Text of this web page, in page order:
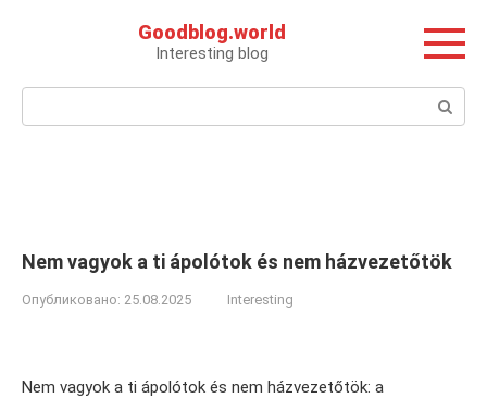
Goodblog.world
Interesting blog
Поиск:
Nem vagyok a ti ápolótok és nem házvezetőtök
Опубликовано: 25.08.2025 Interesting
Nem vagyok a ti ápolótok és nem házvezetőtök: a